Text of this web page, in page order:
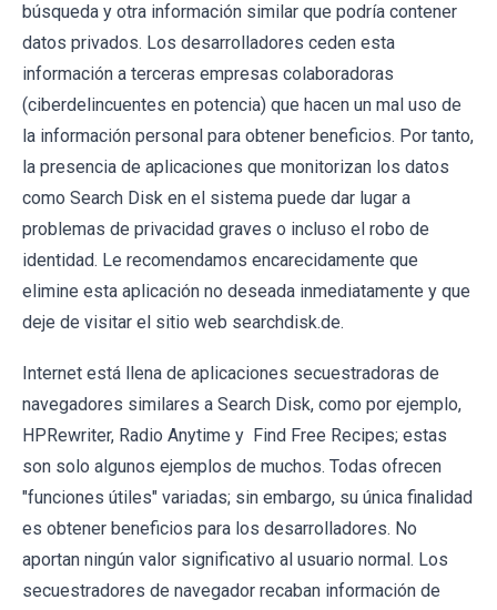
búsqueda y otra información similar que podría contener
datos privados. Los desarrolladores ceden esta
información a terceras empresas colaboradoras
(ciberdelincuentes en potencia) que hacen un mal uso de
la información personal para obtener beneficios. Por tanto,
la presencia de aplicaciones que monitorizan los datos
como Search Disk en el sistema puede dar lugar a
problemas de privacidad graves o incluso el robo de
identidad. Le recomendamos encarecidamente que
elimine esta aplicación no deseada inmediatamente y que
deje de visitar el sitio web searchdisk.de.
Internet está llena de aplicaciones secuestradoras de
navegadores similares a Search Disk, como por ejemplo,
HPRewriter, Radio Anytime y Find Free Recipes; estas
son solo algunos ejemplos de muchos. Todas ofrecen
"funciones útiles" variadas; sin embargo, su única finalidad
es obtener beneficios para los desarrolladores. No
aportan ningún valor significativo al usuario normal. Los
secuestradores de navegador recaban información de